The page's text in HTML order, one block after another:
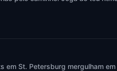
em St. Petersburg mergulham